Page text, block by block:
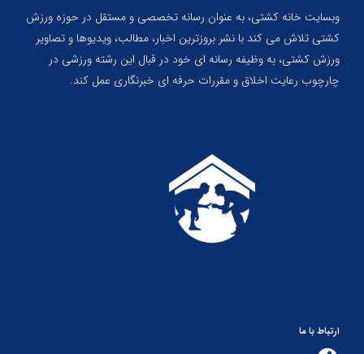
وبسایت خانه کشتی، به عنوان رسانه تخصصی و مستقل در حوزه ورزش
کشتی تلاش می کند با نشر بروزترین اخبار، مطالب، ویدیوها و تصاویر
ورزش کشتی، به وظیفه رسانه ای خود در قبال این رشته ورزشی در
چارچوب رعایت اخلاق و مقررات حرفه ای خبرنگاری عمل کند.
ارتباط با ما